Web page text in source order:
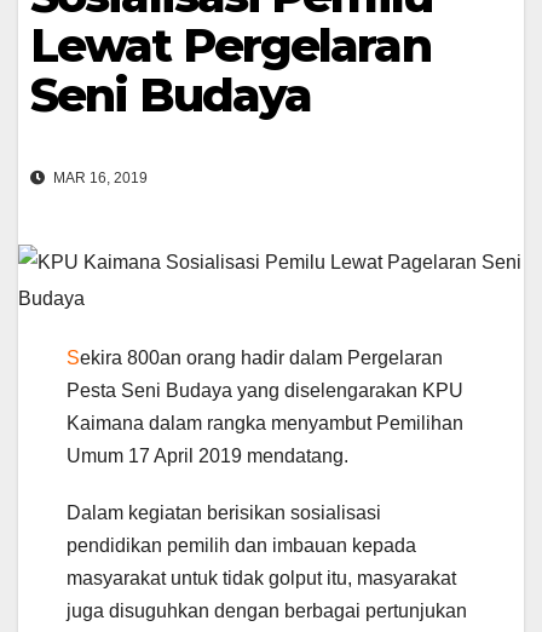
Lewat Pergelaran
Seni Budaya
MAR 16, 2019
Sekira 800an orang hadir dalam Pergelaran
Pesta Seni Budaya yang diselengarakan KPU
Kaimana dalam rangka menyambut Pemilihan
Umum 17 April 2019 mendatang.
Dalam kegiatan berisikan sosialisasi
pendidikan pemilih dan imbauan kepada
masyarakat untuk tidak golput itu, masyarakat
juga disuguhkan dengan berbagai pertunjukan